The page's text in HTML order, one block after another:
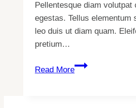
Pellentesque diam volutpat
egestas. Tellus elementum
leo duis ut diam quam.
pretium…
Read More
The